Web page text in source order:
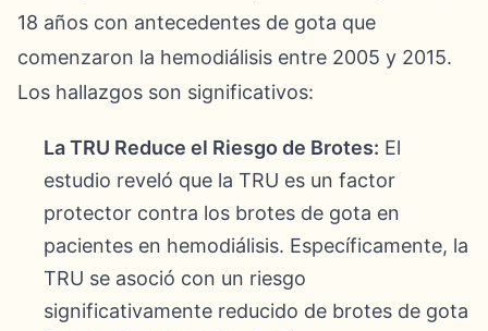
18 años con antecedentes de gota que
comenzaron la hemodiálisis entre 2005 y 2015.
Los hallazgos son significativos:
La TRU Reduce el Riesgo de Brotes: El
estudio reveló que la TRU es un factor
protector contra los brotes de gota en
pacientes en hemodiálisis. Específicamente, la
TRU se asoció con un riesgo
significativamente reducido de brotes de gota